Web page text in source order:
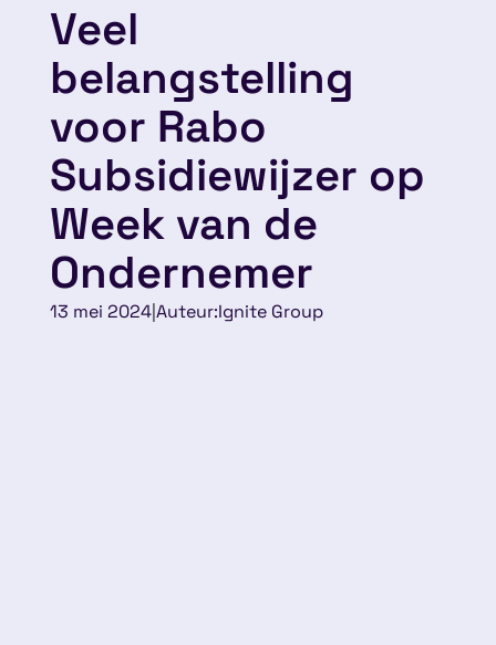
Veel
belangstelling
voor Rabo
Subsidiewijzer op
Week van de
Ondernemer
13 mei 2024|Auteur:Ignite Group